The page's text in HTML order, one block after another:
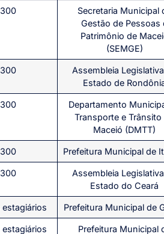
Secretaria Municipal
Gestão de Pessoas
Patrimônio de
(SEMGE)
Assembleia
Estado de
Departamento
Transporte e Trânsito
Maceió (DMTT)
Prefeitura Municipal de
Assembleia
Estado do Ceará
estagiários Prefeitura Municipal de
estagiários Prefeitura Municipal